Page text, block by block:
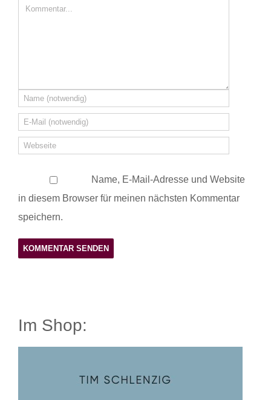
Name, E-Mail-Adresse und Website
in diesem Browser für meinen nächsten Kommentar
speichern.
Im Shop: